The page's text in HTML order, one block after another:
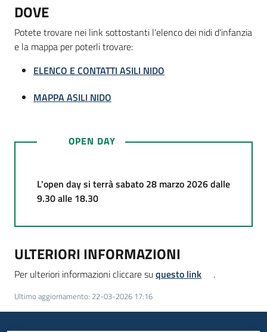
DOVE
Potete trovare nei link sottostanti l'elenco dei nidi d'infanzia
e la mappa per poterli trovare:
ELENCO E CONTATTI ASILI NIDO
MAPPA ASILI NIDO
OPEN DAY
L'open day si terrà sabato 28 marzo 2026 dalle
9.30 alle 18.30
ULTERIORI INFORMAZIONI
Per ulteriori informazioni cliccare suquesto link .
Ultimo aggiornamento: 22-03-2026 17:16